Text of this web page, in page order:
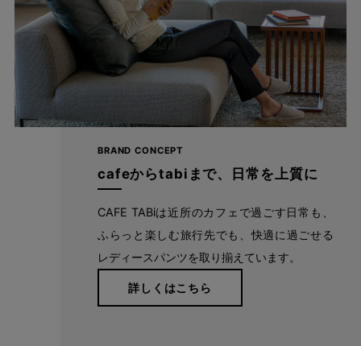
BRAND CONCEPT
cafeからtabiまで、日常を上質に
CAFE TABiは近所のカフェで過ごす日常も、
ふらっと楽しむ旅行先でも、快適に過ごせる
レディースパンツを取り揃えています。
詳しくはこちら